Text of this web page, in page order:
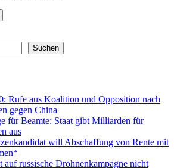
Suchen
Rufe aus Koalition und Opposition nach
gegen China
für Beamte: Staat gibt Milliarden für
aus
will Abschaffung von Rente mit
auf russische Drohnenkampagne nicht